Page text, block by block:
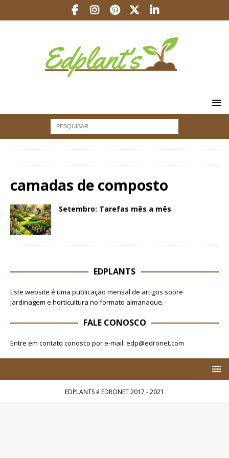
camadas de composto
Setembro: Tarefas mês a mês
EDPLANTS
Este website é uma publicação mensal de artigos sobre
jardinagem e horticultura no formato almanaque.
FALE CONOSCO
Entre em contato conosco por e-mail: edp@edronet.com
EDPLANTS é EDRONET 2017 - 2021